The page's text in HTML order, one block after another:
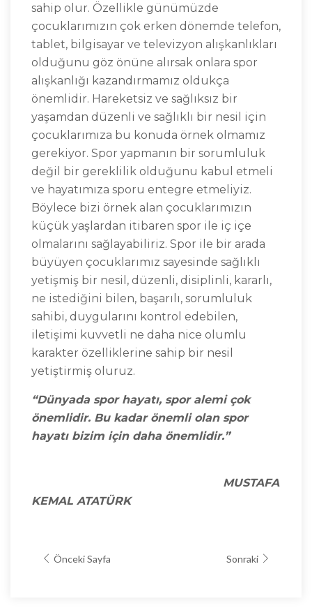
sahip olur. Özellikle günümüzde
çocuklarımızın çok erken dönemde telefon,
tablet, bilgisayar ve televizyon alışkanlıkları
olduğunu göz önüne alırsak onlara spor
alışkanlığı kazandırmamız oldukça
önemlidir. Hareketsiz ve sağlıksız bir
yaşamdan düzenli ve sağlıklı bir nesil için
çocuklarımıza bu konuda örnek olmamız
gerekiyor. Spor yapmanın bir sorumluluk
değil bir gereklilik olduğunu kabul etmeli
ve hayatımıza sporu entegre etmeliyiz.
Böylece bizi örnek alan çocuklarımızın
küçük yaşlardan itibaren spor ile iç içe
olmalarını sağlayabiliriz. Spor ile bir arada
büyüyen çocuklarımız sayesinde sağlıklı
yetişmiş bir nesil, düzenli, disiplinli, kararlı,
ne istediğini bilen, başarılı, sorumluluk
sahibi, duygularını kontrol edebilen,
iletişimi kuvvetli ne daha nice olumlu
karakter özelliklerine sahip bir nesil
yetiştirmiş oluruz.
“Dünyada spor hayatı, spor alemi çok
önemlidir. Bu kadar önemli olan spor
hayatı bizim için daha önemlidir.”
MUSTAFA
KEMAL ATATÜRK
Önceki Sayfa Sonraki